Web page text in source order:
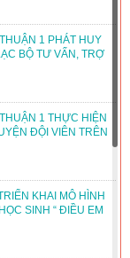
1 PHÁT HUY
BỘ TƯ VẤN, TRỢ
1 THỰC HIỆN
ĐỘI VIÊN TRÊN
KHAI MÔ HÌNH
SINH “ ĐIỀU EM